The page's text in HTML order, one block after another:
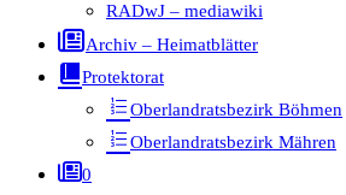
RADwJ – mediawiki
Archiv – Heimatblätter
Protektorat
Oberlandratsbezirk Böhmen
Oberlandratsbezirk Mähren
0